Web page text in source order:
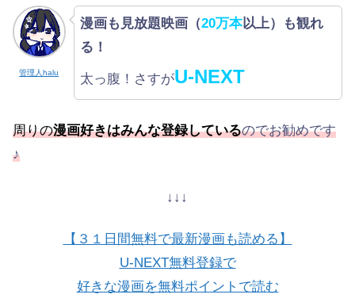
管理人halu
漫画も見放題映画（20万本以上）も観れ
る！
太っ腹！さすがU-NEXT
周りの漫画好きはみんな登録しているのでお勧めです
♪
↓↓↓
【３１日間無料で最新漫画も読める】
U-NEXT無料登録で
好きな漫画を無料ポイントで読む